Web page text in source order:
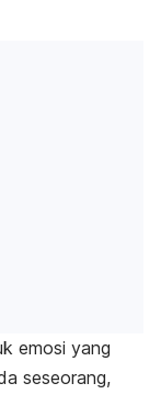
emosi yang
seseorang,